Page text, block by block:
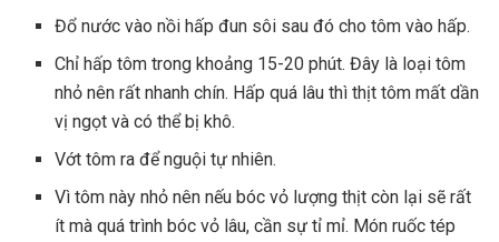
Đổ nước vào nồi hấp đun sôi sau đó cho tôm vào hấp.
Chỉ hấp tôm trong khoảng 15-20 phút. Đây là loại tôm
nhỏ nên rất nhanh chín. Hấp quá lâu thì thịt tôm mất dần
vị ngọt và có thể bị khô.
Vớt tôm ra để nguội tự nhiên.
Vì tôm này nhỏ nên nếu bóc vỏ lượng thịt còn lại sẽ rất
ít mà quá trình bóc vỏ lâu, cần sự tỉ mỉ. Món ruốc tép